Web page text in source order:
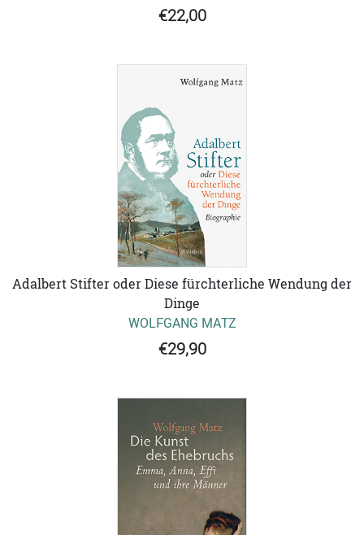
€22,00
Adalbert Stifter oder Diese fürchterliche Wendung der
Dinge
WOLFGANG MATZ
€29,90